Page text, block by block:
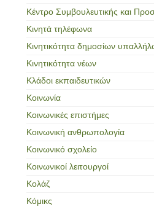
Κέντρο Συμβουλευτικής και
Κινητά τηλέφωνα
Κινητικότητα δημοσίων
Κινητικότητα νέων
Κλάδοι εκπαιδευτικών
Κοινωνία
Κοινωνικές επιστήμες
Κοινωνική ανθρωπολογία
Κοινωνικό σχολείο
Κοινωνικοί λειτουργοί
Κολάζ
Κόμικς